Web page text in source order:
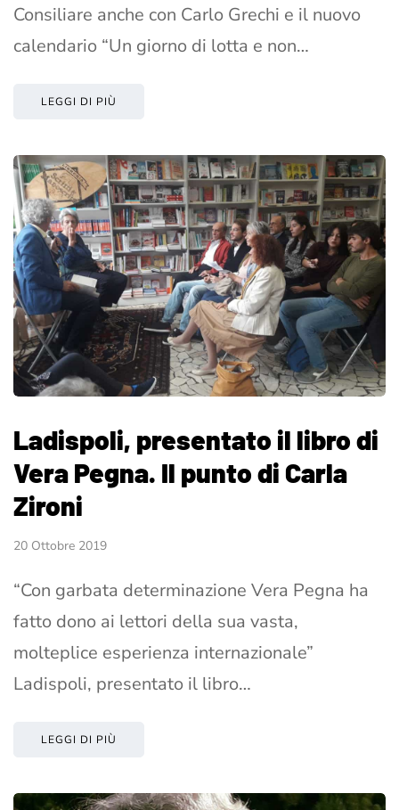
Consiliare anche con Carlo Grechi e il nuovo
calendario “Un giorno di lotta e non…
LEGGI DI PIÙ
Ladispoli, presentato il libro di
Vera Pegna. Il punto di Carla
Zironi
20 Ottobre 2019
“Con garbata determinazione Vera Pegna ha
fatto dono ai lettori della sua vasta,
molteplice esperienza internazionale”
Ladispoli, presentato il libro…
LEGGI DI PIÙ